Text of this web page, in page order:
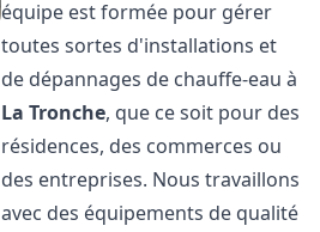
équipe est formée pour gérer
toutes sortes d'installations et
de dépannages de chauffe-eau à
La Tronche, que ce soit pour des
résidences, des commerces ou
des entreprises. Nous travaillons
avec des équipements de qualité